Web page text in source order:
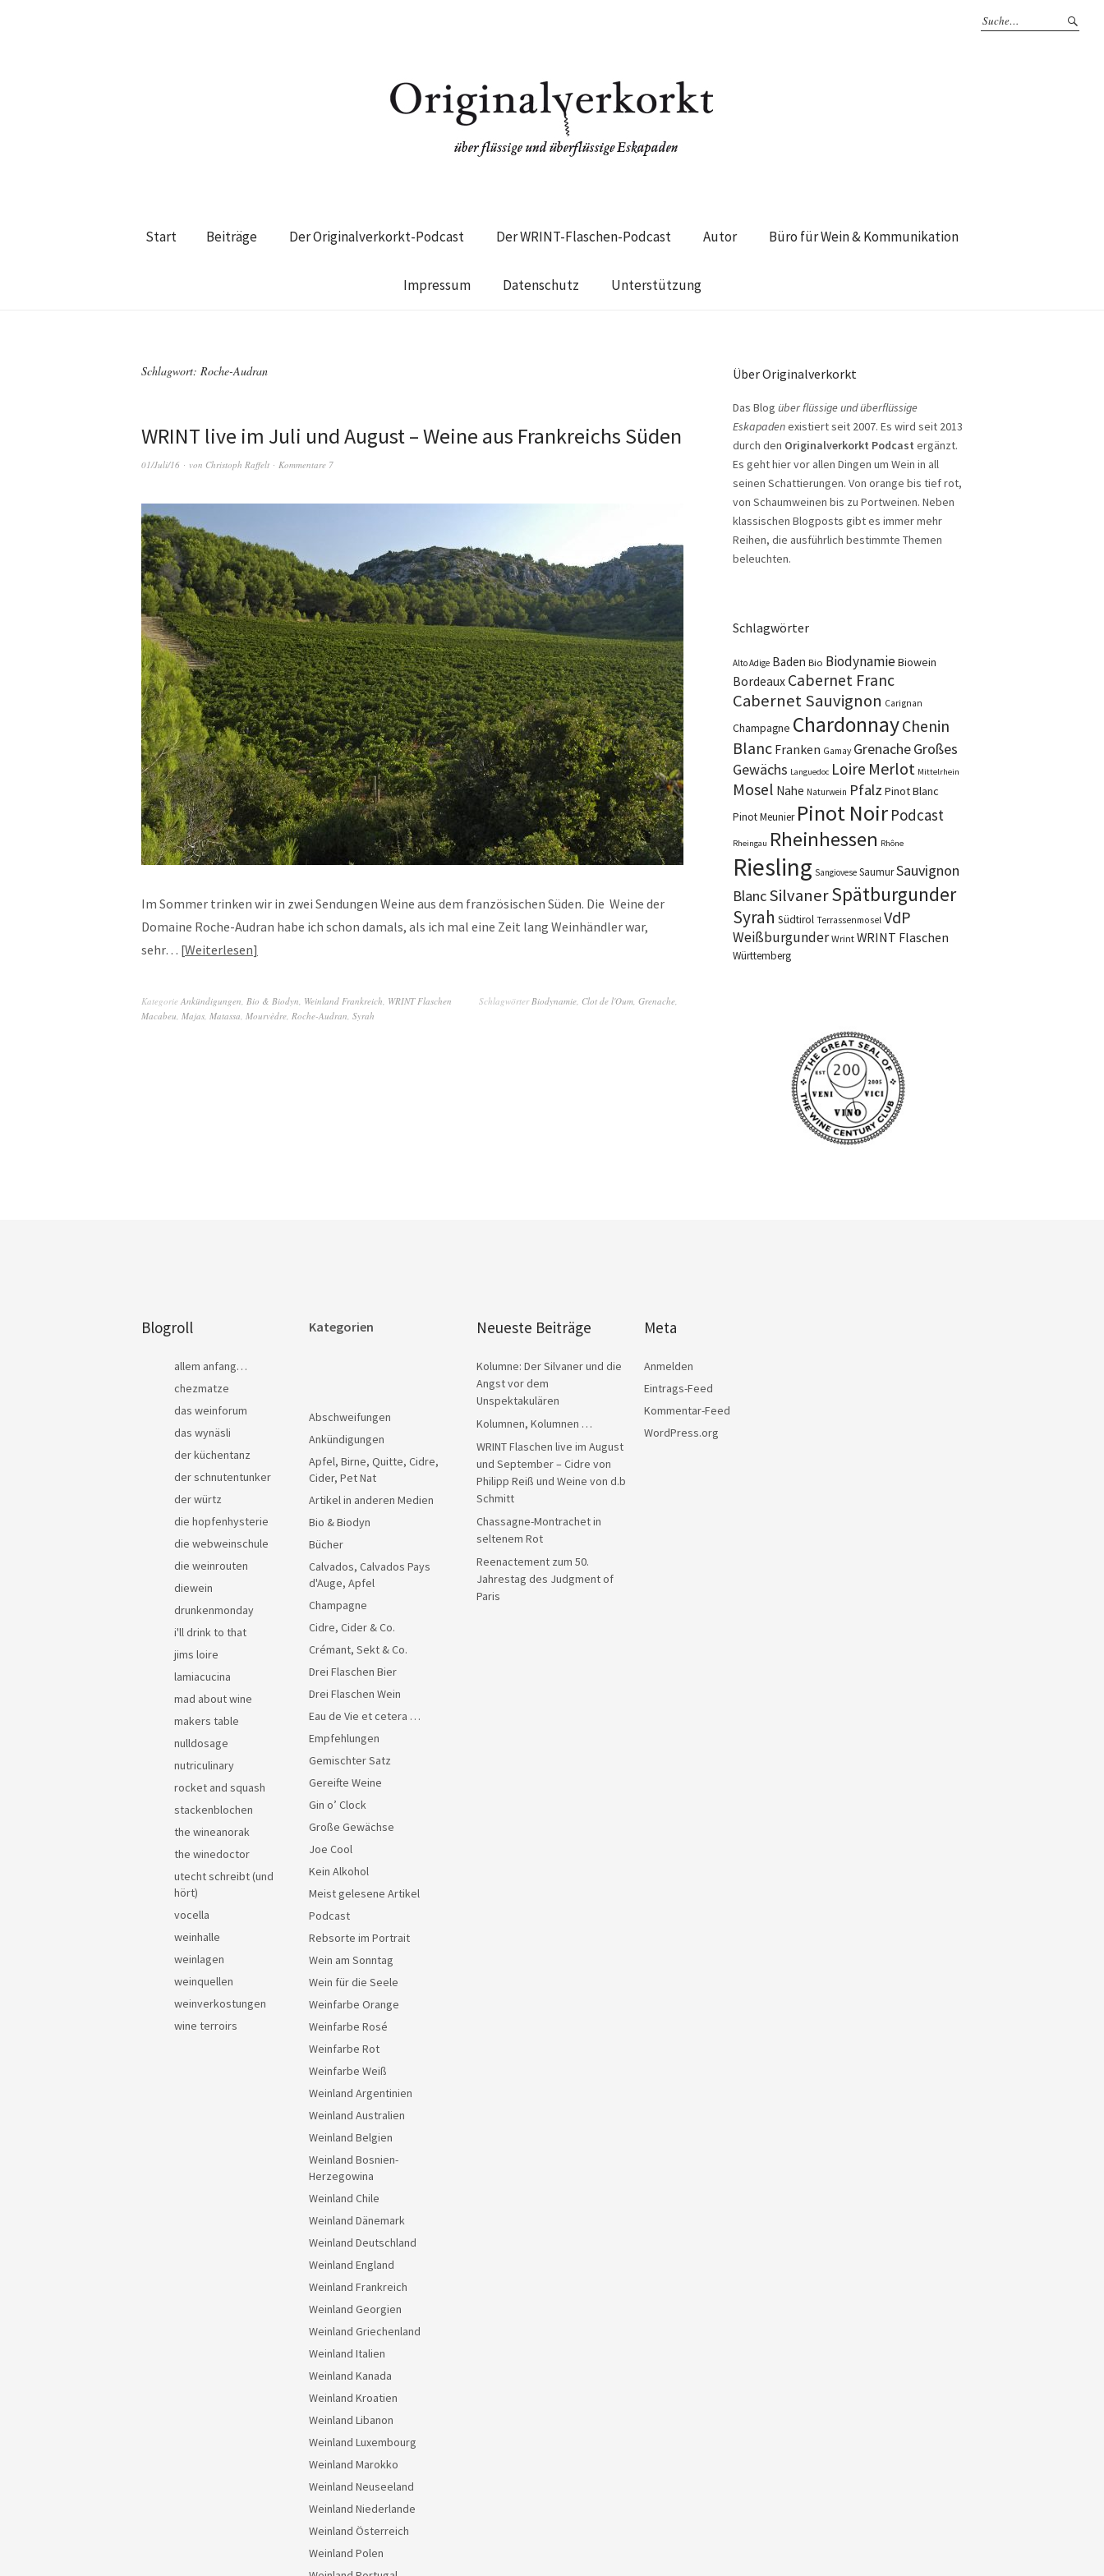
Start Beiträge Der Originalverkorkt-Podcast Der WRINT-Flaschen-Podcast Autor Büro für Wein & Kommunikation
Impressum Datenschutz Unterstützung
Schlagwort: Roche-Audran
WRINT live im Juli und August – Weine aus Frankreichs Süden
01/Juli/16 von Christoph Raffelt Kommentare 7
Im Sommer trinken wir in zwei Sendungen Weine aus dem französischen Süden. Die Weine der
Domaine Roche-Audran habe ich schon damals, als ich mal eine Zeit lang Weinhändler war,
sehr… Weiterlesen
Kategorie Ankündigungen, Bio & Biodyn, Weinland Frankreich, WRINT Flaschen SchlagwörterBiodynamie, Clot de l'Oum, Grenache,
Macabeu, Majas, Matassa, Mourvèdre, Roche-Audran, Syrah
Über Originalverkorkt
Das Blog über flüssige und überflüssige
Eskapadenexistiert seit 2007. Es wird seit 2013
durch den Originalverkorkt Podcast ergänzt.
Es geht hier vor allen Dingen um Wein in all
seinen Schattierungen. Von orange bis tief rot,
von Schaumweinen bis zu Portweinen. Neben
klassischen Blogposts gibt es immer mehr
Reihen, die ausführlich bestimmte Themen
beleuchten.
Schlagwörter
Alto Adige Baden Bio BiodynamieBiowein
Bordeaux Cabernet Franc
Cabernet Sauvignon Carignan
Champagne ChardonnayChenin
Blanc Franken Gamay GrenacheGroßes
Gewächs Languedoc Loire Merlot Mittelrhein
Mosel Nahe Naturwein Pfalz Pinot Blanc
Pinot Meunier Pinot Noir Podcast
Rheingau Rheinhessen Rhône
Riesling Sangiovese SaumurSauvignon
BlancSilvanerSpätburgunder
Syrah Südtirol Terrassenmosel VdP
Weißburgunder Wrint WRINT Flaschen
Württemberg
Blogroll
allem anfang…
chezmatze
das weinforum
das wynäsli
der küchentanz
der schnutentunker
der würtz
die hopfenhysterie
die webweinschule
die weinrouten
diewein
drunkenmonday
i'll drink to that
jims loire
lamiacucina
mad about wine
makers table
nulldosage
nutriculinary
rocket and squash
stackenblochen
the wineanorak
the winedoctor
utecht schreibt (und
hört)
vocella
weinhalle
weinlagen
weinquellen
weinverkostungen
wine terroirs
Kategorien
Abschweifungen
Ankündigungen
Apfel, Birne, Quitte, Cidre,
Cider, Pet Nat
Artikel in anderen Medien
Bio & Biodyn
Bücher
Calvados, Calvados Pays
d'Auge, Apfel
Champagne
Cidre, Cider & Co.
Crémant, Sekt & Co.
Drei Flaschen Bier
Drei Flaschen Wein
Eau de Vie et cetera …
Empfehlungen
Gemischter Satz
Gereifte Weine
Gin o’ Clock
Große Gewächse
Joe Cool
Kein Alkohol
Meist gelesene Artikel
Podcast
Rebsorte im Portrait
Wein am Sonntag
Wein für die Seele
Weinfarbe Orange
Weinfarbe Rosé
Weinfarbe Rot
Weinfarbe Weiß
Weinland Argentinien
Weinland Australien
Weinland Belgien
Weinland Bosnien-
Herzegowina
Weinland Chile
Weinland Dänemark
Weinland Deutschland
Weinland England
Weinland Frankreich
Weinland Georgien
Weinland Griechenland
Weinland Italien
Weinland Kanada
Weinland Kroatien
Weinland Libanon
Weinland Luxembourg
Weinland Marokko
Weinland Neuseeland
Weinland Niederlande
Weinland Österreich
Weinland Polen
Neueste Beiträge
Kolumne: Der Silvaner und die
Angst vor dem
Unspektakulären
Kolumnen, Kolumnen …
WRINT Flaschen live im August
und September – Cidre von
Philipp Reiß und Weine von d.b
Schmitt
Chassagne-Montrachet in
seltenem Rot
Reenactement zum 50.
Jahrestag des Judgment of
Paris
Meta
Anmelden
Eintrags-Feed
Kommentar-Feed
WordPress.org